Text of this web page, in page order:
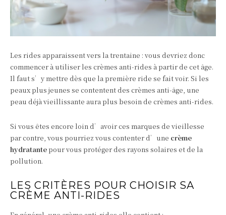
Les rides apparaissent vers la trentaine : vous devriez donc
commencer à utiliser les crèmes anti-rides à partir de cet âge.
Il faut s’y mettre dès que la première ride se fait voir. Si les
peaux plus jeunes se contentent des crèmes anti-âge, une
peau déjà vieillissante aura plus besoin de crèmes anti-rides.
Si vous êtes encore loin d’avoir ces marques de vieillesse
par contre, vous pourriez vous contenter d’une crème
hydratantepour vous protéger des rayons solaires et de la
pollution.
LES CRITÈRES POUR CHOISIR SA
CRÈME ANTI-RIDES